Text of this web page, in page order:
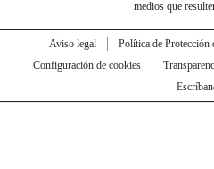
medios que
Aviso legal Política de Protección
Configuración de cookies